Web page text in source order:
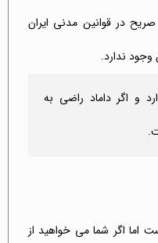
در قوانین مدنی ایران
ندارد.
و اگر داماد راضی به
اما اگر شما می خواهید از